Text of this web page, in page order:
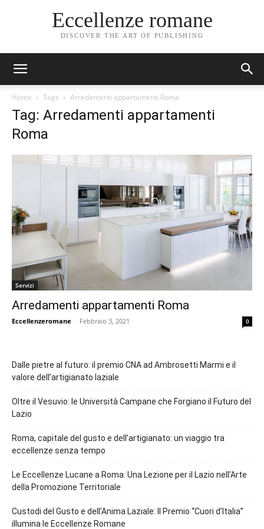
Eccellenze romane
DISCOVER THE ART OF PUBLISHING
Home Tags Arredamenti appartamenti Roma
Tag: Arredamenti appartamenti
Roma
Servizi
Arredamenti appartamenti Roma
Eccellenzeromane - Febbraio 3, 2021 0
Dalle pietre al futuro: il premio CNA ad Ambrosetti Marmi e il
valore dell’artigianato laziale
Oltre il Vesuvio: le Università Campane che Forgiano il Futuro del
Lazio
Roma, capitale del gusto e dell’artigianato: un viaggio tra
eccellenze senza tempo
Le Eccellenze Lucane a Roma: Una Lezione per il Lazio nell’Arte
della Promozione Territoriale
Custodi del Gusto e dell’Anima Laziale: Il Premio “Cuori d’Italia”
illumina le Eccellenze Romane